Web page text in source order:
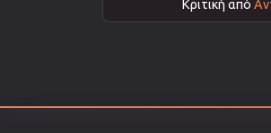
Κριτική από